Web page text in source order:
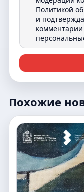
Политикой
и
Похожие